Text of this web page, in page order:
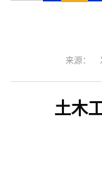
来源：
土木